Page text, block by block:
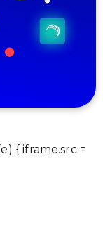
{ iframe.src =